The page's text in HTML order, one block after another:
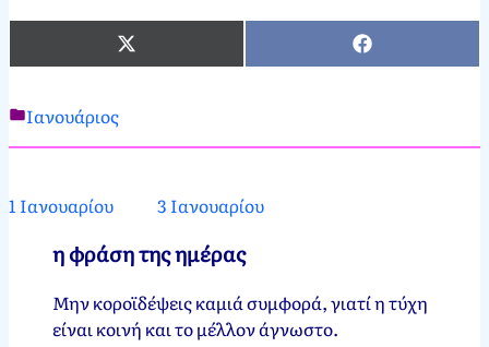
X
(Twitter)
Facebook
Νεκτάριος
2
2012
Ιανουαρίου,
Ιανουάριος
1 Ιανουαρίου 3 Ιανουαρίου
η φράση της ημέρας
Μην κοροϊδέψεις καμιά συμφορά, γιατί η τύχη
είναι κοινή και το μέλλον άγνωστο.